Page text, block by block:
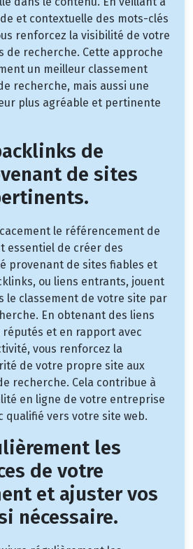
et contextuelle des mots-clés
renforcez la visibilité de votre
de recherche. Cette approche
un meilleur classement
recherche, mais aussi une
plus agréable et pertinente
de
de sites
le référencement de
essentiel de créer des
provenant de sites fiables et
ou liens entrants, jouent
le classement de votre site par
En obtenant des liens
et en rapport avec
vous renforcez la
de votre propre site aux
recherche. Cela contribue à
en ligne de votre entreprise
vers votre site web.
les
de votre
et ajuster vos
nécessaire.